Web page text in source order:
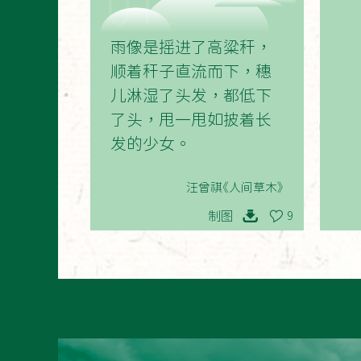
雨像是摇进了高粱秆，
顺着秆子直流而下，穗
儿淋湿了头发，都低下
了头，甩一甩如披着长
发的少女。
汪曾祺《人间草木》
制图 9